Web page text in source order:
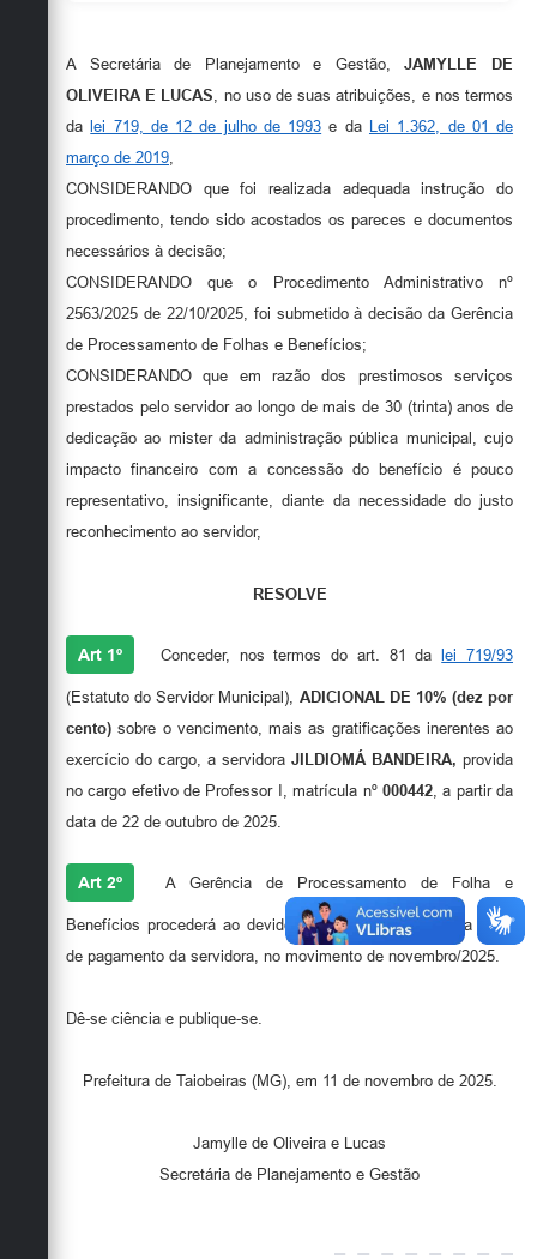
Links
Contato
Secretarias
A Secretária de Planejamento e Gestão,JAMYLLE DE
OLIVEIRA E LUCAS, no uso de suas atribuições, e nos termos
da lei 719, de 12 de julho de 1993 e da Lei 1.362, de 01 de
março de 2019,
CONSIDERANDO que foi realizada adequada instrução do
procedimento, tendo sido acostados os pareces e documentos
necessários à decisão;
CONSIDERANDO que o Procedimento Administrativo nº
2563/2025 de 22/10/2025, foi submetido à decisão da Gerência
de Processamento de Folhas e Benefícios;
CONSIDERANDO que em razão dos prestimosos serviços
prestados pelo servidor ao longo de mais de 30 (trinta) anos de
dedicação ao mister da administração pública municipal, cujo
impacto financeiro com a concessão do benefício é pouco
representativo, insignificante, diante da necessidade do justo
reconhecimento ao servidor,
RESOLVE
Art 1º Conceder, nos termos do art. 81 da lei 719/93
(Estatuto do Servidor Municipal), ADICIONAL DE 10% (dez por
cento) sobre o vencimento, mais as gratificações inerentes ao
exercício do cargo, a servidora JILDIOMÁ BANDEIRA, provida
no cargo efetivo de Professor I, matrícula nº 000442, a partir da
data de 22 de outubro de 2025.
Art 2º A Gerência de Processamento de Folha e
Benefícios procederá ao devido lançamento a crédito da folha
de pagamento da servidora, no movimento de novembro/2025.
Dê-se ciência e publique-se.
Prefeitura de Taiobeiras (MG), em 11 de novembro de 2025.
Jamylle de Oliveira e Lucas
Secretária de Planejamento e Gestão